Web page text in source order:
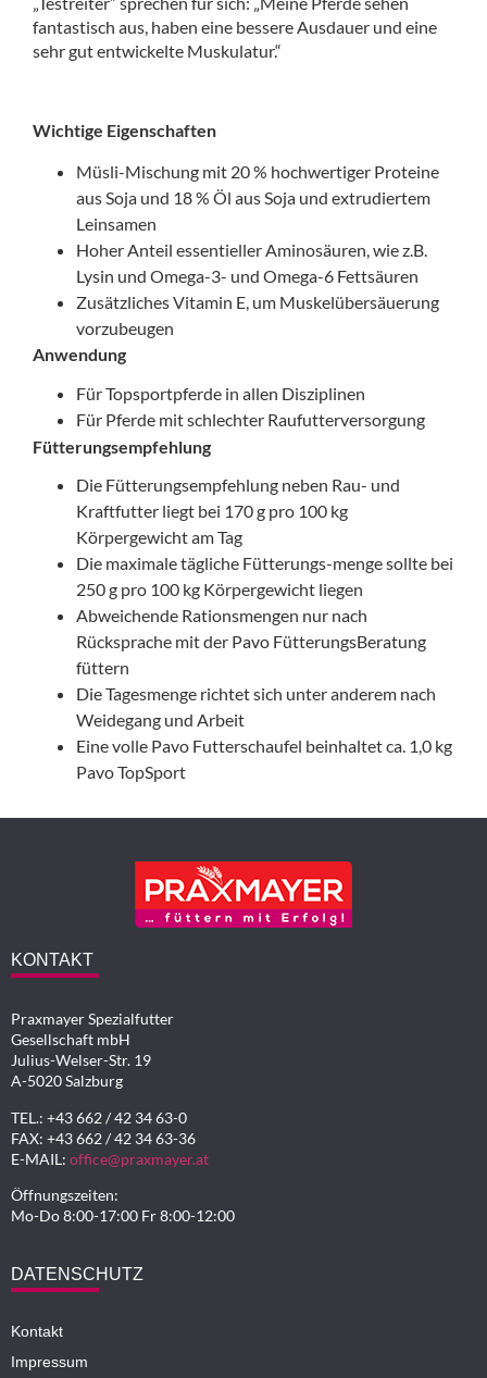
fantastisch aus, haben eine bessere Ausdauer und eine
sehr gut entwickelte Muskulatur.“
Wichtige Eigenschaften
Müsli-Mischung mit 20 % hochwertiger Proteine
aus Soja und 18 % Öl aus Soja und extrudiertem
Leinsamen
Hoher Anteil essentieller Aminosäuren, wie z.B.
Lysin und Omega-3- und Omega-6 Fettsäuren
Zusätzliches Vitamin E, um Muskelübersäuerung
vorzubeugen
Anwendung
Für Topsportpferde in allen Disziplinen
Für Pferde mit schlechter Raufutterversorgung
Fütterungsempfehlung
Die Fütterungsempfehlung neben Rau- und
Kraftfutter liegt bei 170 g pro 100 kg
Körpergewicht am Tag
Die maximale tägliche Fütterungs-menge sollte bei
250 g pro 100 kg Körpergewicht liegen
Abweichende Rationsmengen nur nach
Rücksprache mit der Pavo FütterungsBeratung
füttern
Die Tagesmenge richtet sich unter anderem nach
Weidegang und Arbeit
Eine volle Pavo Futterschaufel beinhaltet ca. 1,0 kg
Pavo TopSport
KONTAKT
Praxmayer Spezialfutter
Gesellschaft mbH
Julius-Welser-Str. 19
A-5020 Salzburg
TEL.: +43 662 / 42 34 63-0
FAX: +43 662 / 42 34 63-36
E-MAIL: office@praxmayer.at
Öffnungszeiten:
Mo-Do 8:00-17:00 Fr 8:00-12:00
DATENSCHUTZ
Kontakt
Impressum